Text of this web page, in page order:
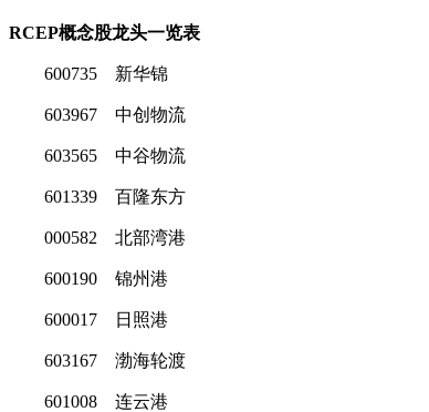
RCEP概念股龙头一览表
600735 新华锦
603967 中创物流
603565 中谷物流
601339 百隆东方
000582 北部湾港
600190 锦州港
600017 日照港
603167 渤海轮渡
601008 连云港